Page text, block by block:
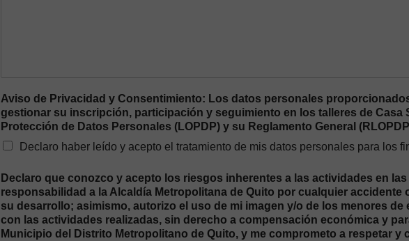
Aviso de Privacidad y Consentimiento: Los datos personales
gestionar su inscripción, participación y seguimiento en los talleres de Casa
Protección de Datos Personales (LOPDP) y su Reglamento General
Declaro haber leído y acepto el tratamiento de mis datos personales para los
Declaro que conozco y acepto los riesgos inherentes a las actividades en
responsabilidad a la Alcaldía Metropolitana de Quito por cualquier
su desarrollo; asimismo, autorizo el uso de mi imagen y/o de los menores
con las actividades realizadas, sin derecho a compensación económica y
Municipio del Distrito Metropolitano de Quito, y me comprometo a respetar